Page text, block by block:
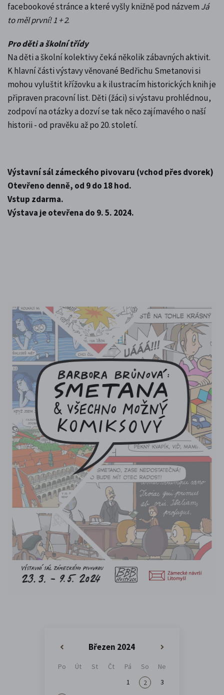
facebookové stránce a které vyšly knižně pod názvem Já
to měl první! 1 + 2.
Pro děti a školní třídy
Na děti a školní kolektivy čeká několik zábavných aktivit.
K hlavní části výstavy věnované Bedřichu Smetanovi si
mohou vyluštit křížovku a k ilustracím historických knih je
připraven pracovní list. Děti (žáci) si výstavu prohlédnou,
zodpoví na otázky a dozví se tak něco zajímavého o naší
historii - od pravěku až po 20. století.
Výstavní sál zámeckého pivovaru (vchod přes dvorek)
Otevřeno denně, od 9 do 18 hod.
Vstup zdarma.
Výstava je otevřena do 9. 5. 2024.
Březen 2024
Po Út St Čt Pá So
Ne
1
2
3